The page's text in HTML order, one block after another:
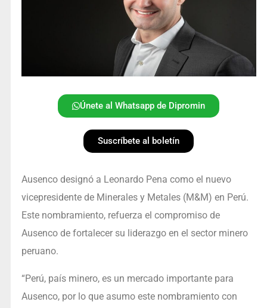
Únete al Whatsapp de Dipromin
Suscríbete al boletín
Ausenco designó a Leonardo Pena como el nuevo
vicepresidente de Minerales y Metales (M&M) en Perú.
Este nombramiento, refuerza el compromiso de
Ausenco de fortalecer su liderazgo en el sector minero
peruano.
“Perú, país minero, es un mercado importante para
Ausenco, por lo que asumo este nombramiento con